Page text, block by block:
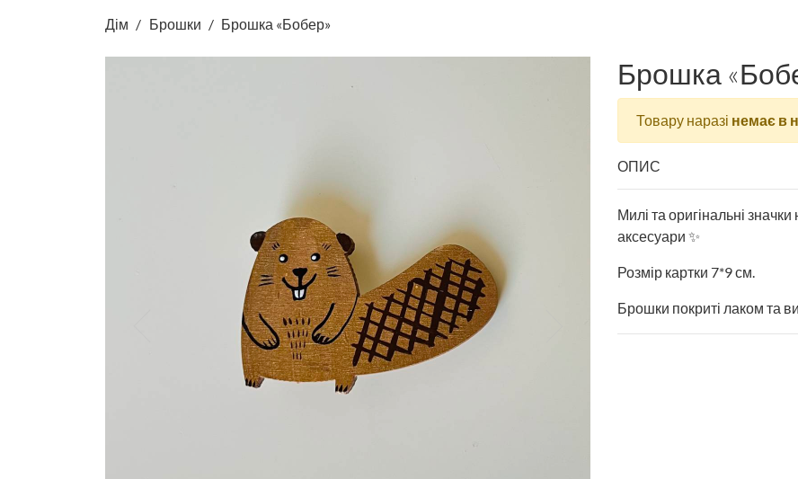
Дім Брошки Брошка «Бобер»
Брошка
Товару наразі немає в
ОПИС
Милі та оригінальні
аксесуари ✨
Розмір картки 7*9 см.
Брошки покриті лаком та